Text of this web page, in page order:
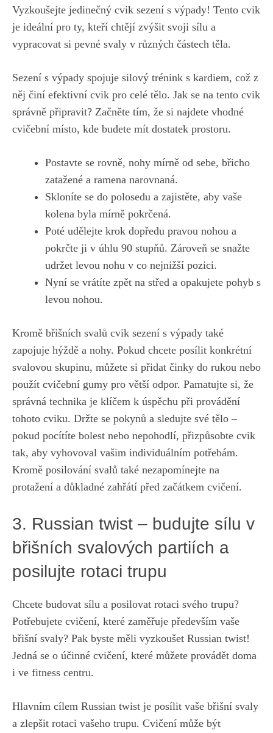
Vyzkoušejte‌ jedinečný cvik sezení s⁢ výpady! Tento⁣ cvik
je ideální pro ty, kteří ⁢chtějí zvýšit svoji sílu a
vypracovat ‍si ⁣pevné svaly v různých⁤ částech těla.
Sezení s výpady spojuje silový trénink s kardiem, což z
něj činí efektivní cvik pro celé tělo. Jak se ‌na tento cvik
správně připravit?‍ Začněte tím, že si najdete vhodné
cvičební místo, kde budete mít dostatek prostoru. ‌
Postavte se rovně, ​nohy mírně od sebe, břicho
zatažené a ⁢ramena narovnaná.
Skloníte se do polosedu a zajistěte, aby vaše
kolena byla⁤ mírně pokrčená.
Poté udělejte krok ⁢dopředu pravou‌ nohou a
pokrčte ji v ⁣úhlu 90 stupňů. Zároveň se snažte
udržet levou nohu v co nejnižší pozici.
Nyní se vrátíte zpět na střed a⁢ opakujete pohyb s
levou nohou.
Kromě břišních svalů cvik​ sezení s výpady také
zapojuje hýždě‍ a nohy. Pokud chcete posílit⁣ konkrétní
svalovou skupinu, můžete si přidat činky do rukou nebo
použít‍ cvičební gumy pro‌ větší odpor. Pamatujte si, že⁢
správná⁣ technika je klíčem k úspěchu při provádění ​
tohoto cviku. Držte se pokynů a sledujte své tělo –
pokud pocítíte bolest ​nebo nepohodlí, přizpůsobte cvik
tak, aby vyhovoval vašim individuálním potřebám.
Kromě​ posilování svalů také nezapomínejte na
protažení a důkladné ⁢zahřátí před začátkem ⁣cvičení.
3. Russian twist – budujte sílu v
břišních⁣ svalových partiích a
posilujte rotaci trupu
Chcete budovat sílu a posilovat rotaci svého trupu?
⁣Potřebujete cvičení, ⁣které zaměřuje⁢ především vaše
břišní svaly? Pak byste měli vyzkoušet Russian twist!
Jedná⁣ se ⁤o účinné cvičení, které můžete ⁣provádět ⁢doma
i ve fitness centru.
Hlavním ⁣cílem Russian twist je posílit vaše břišní svaly
a zlepšit rotaci vašeho trupu.⁢ Cvičení může být